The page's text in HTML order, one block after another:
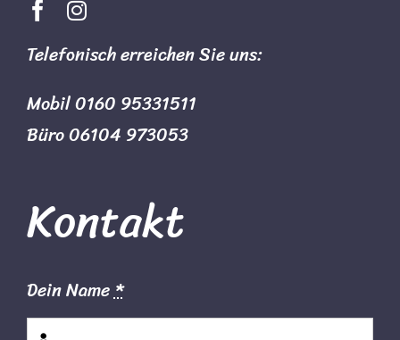
Datenschutz
Telefonisch erreichen Sie uns:
Mobil 0160 95331511
Büro 06104 973053
Kontakt
Dein Name*